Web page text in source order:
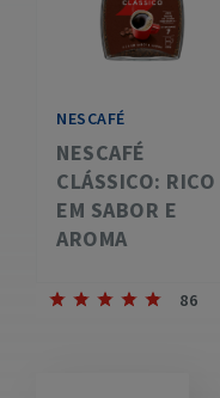
NESCAFÉ
NESCAFÉ
CLÁSSICO: RICO
EM SABOR E
AROMA
86